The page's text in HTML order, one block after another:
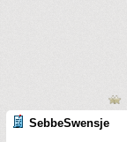
SebbeSwensje